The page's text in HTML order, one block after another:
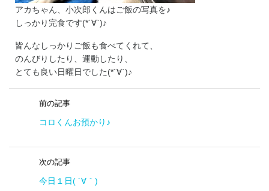
アカちゃん、小次郎くんはご飯の写真を♪
しっかり完食です(*´∀`)♪
皆んなしっかりご飯も食べてくれて、
のんびりしたり、運動したり、
とても良い日曜日でした(*´∀`)♪
前の記事
コロくんお預かり♪
次の記事
今日１日( ´∀｀)